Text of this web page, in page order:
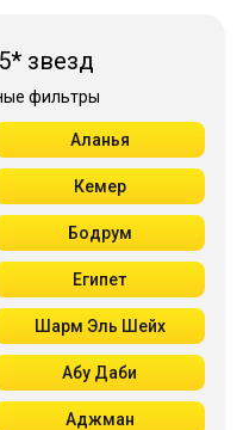
звезд
фильтры
Аланья
Кемер
Бодрум
Египет
Шарм Эль Шейх
Абу Даби
Аджман